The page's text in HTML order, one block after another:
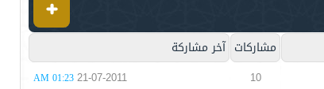
مشاركات آخر مشاركة
10
21-07-2011
01:23 AM